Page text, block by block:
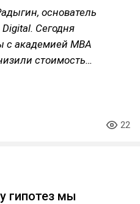
основатель
Сегодня
с академией MBA
стоимость…
22
гипотез мы